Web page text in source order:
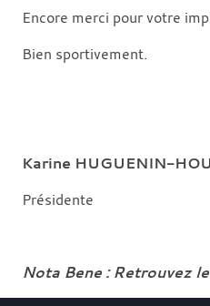
Encore merci pour votre
Bien sportivement.
Karine HUGUENIN-
Présidente
Nota Bene : Retrouvez